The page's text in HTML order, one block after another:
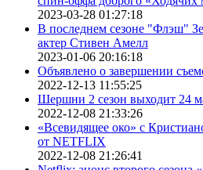
2023-03-28 01:27:18
В последнем сезоне "Флэш"
актер Стивен Амелл
2023-01-06 20:16:18
Объявлено о завершении
2022-12-13 11:55:25
Шершни 2 сезон выходит 24
2022-12-08 21:33:26
«Всевидящее око» с
от NETFLIX
2022-12-08 21:26:41